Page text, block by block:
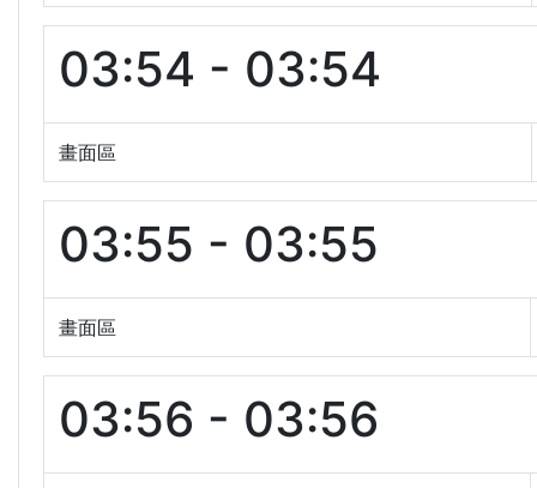
03:54 - 03:54
畫面區
03:55 - 03:55
畫面區
03:56 - 03:56